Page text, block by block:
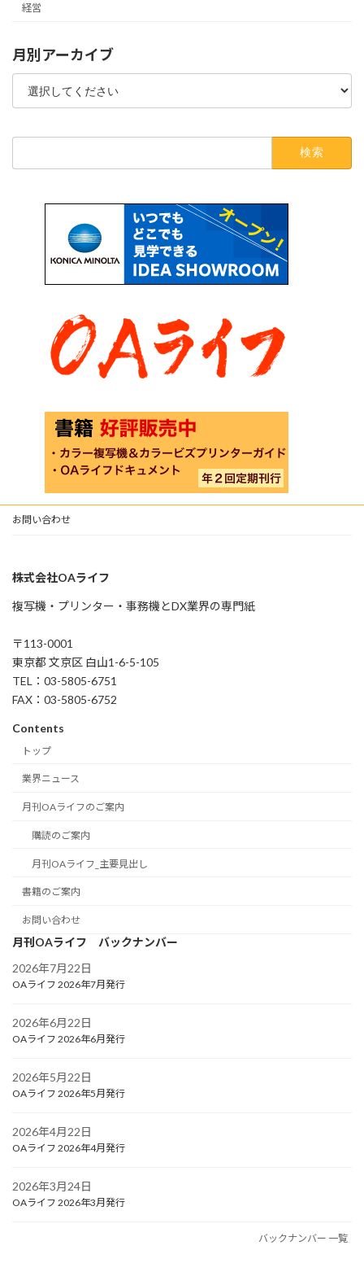
経営
月別アーカイブ
お問い合わせ
株式会社OAライフ
複写機・プリンター・事務機とDX業界の専門紙
〒113-0001
東京都 文京区 白山1-6-5-105
TEL：03-5805-6751
FAX：03-5805-6752
Contents
トップ
業界ニュース
月刊OAライフのご案内
購読のご案内
月刊OAライフ_主要見出し
書籍のご案内
お問い合わせ
月刊OAライフ バックナンバー
2026年7月22日
OAライフ 2026年7月発行
2026年6月22日
OAライフ 2026年6月発行
2026年5月22日
OAライフ 2026年5月発行
2026年4月22日
OAライフ 2026年4月発行
2026年3月24日
OAライフ 2026年3月発行
バックナンバー 一覧